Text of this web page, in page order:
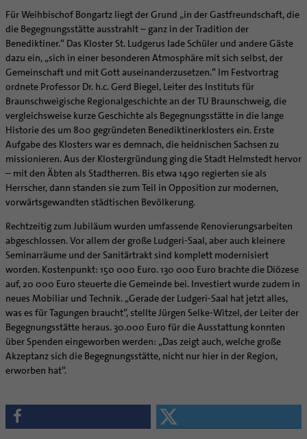
Gefängnisseelsorge
Segensorte
Verwaltungsbeauftragte / Verwaltungsleitungen in
Pfarrgemeinden
Für Weihbischof Bongartz liegt der Grund „in der Gastfreundschaft, die
die Begegnungsstätte ausstrahlt – ganz in der Tradition der
Benediktiner.“ Das Kloster St. Ludgerus lade Schüler und andere Gäste
dazu ein, „sich in einer besonderen Atmosphäre mit sich selbst, der
Gemeinschaft und mit Gott auseinanderzusetzen.“ Im Festvortrag
ordnete Professor Dr. h.c. Gerd Biegel, Leiter des Instituts für
Braunschweigische Regionalgeschichte an der TU Braunschweig, die
vergleichsweise kurze Geschichte als Begegnungsstätte in die lange
Historie des um 800 gegründeten Benediktinerklosters ein. Erste
Aufgabe des Klosters war es demnach, die heidnischen Sachsen zu
missionieren. Aus der Klostergründung ging die Stadt Helmstedt hervor
– mit den Äbten als Stadtherren. Bis etwa 1490 regierten sie als
Herrscher, dann standen sie zum Teil in Opposition zur modernen,
vorwärtsgewandten städtischen Bevölkerung.
Rechtzeitig zum Jubiläum wurden umfassende Renovierungsarbeiten
abgeschlossen. Vor allem der große Ludgeri-Saal, aber auch kleinere
Seminarräume und der Sanitärtrakt sind komplett modernisiert
worden. Kostenpunkt: 150 000 Euro. 130 000 Euro brachte die Diözese
auf, 20 000 Euro steuerte die Gemeinde bei. Investiert wurde zudem in
neues Mobiliar und Technik. „Gerade der Ludgeri-Saal hat jetzt alles,
was es für Tagungen braucht“, stellte Jürgen Selke-Witzel, der Leiter der
Begegnungsstätte heraus. 30.000 Euro für die Ausstattung konnten
über Spenden eingeworben werden: „Das zeigt auch, welche große
Akzeptanz sich die Begegnungsstätte, nicht nur hier in der Region,
erworben hat“.